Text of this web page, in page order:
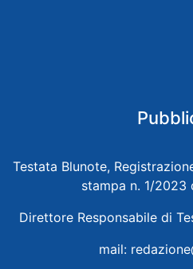
Testata Blunote,
stampa n. 1/2023
Direttore Responsabile di
mail: